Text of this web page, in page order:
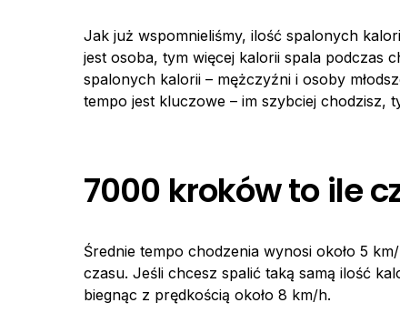
Jak już wspomnieliśmy, ilość spalonych
jest osoba, tym więcej kalorii spala podczas
spalonych kalorii – mężczyźni i osoby
tempo jest kluczowe – im szybciej chodzisz,
7000 kroków to ile
Średnie tempo chodzenia wynosi około 5
czasu. Jeśli chcesz spalić taką samą ilość
biegnąc z prędkością około 8 km/h.